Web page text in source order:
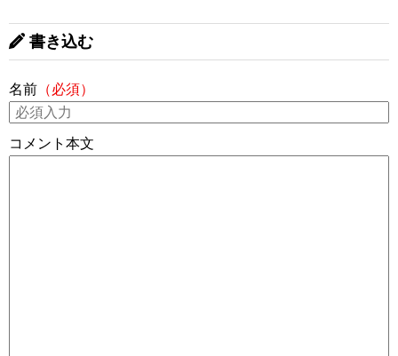
書き込む
名前 （必須）
コメント本文